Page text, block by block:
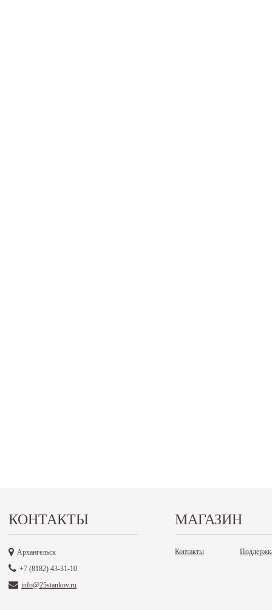
КОНТАКТЫ
Архангельск
+7 (8182) 43-31-10
info@25stankov.ru
МАГАЗИН
Контакты